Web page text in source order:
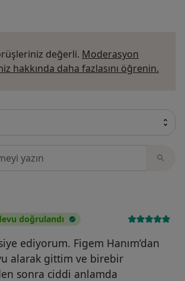
değerli. Moderasyon
hakkında daha fazlasını öğrenin.
ara
doğrulandı
ediyorum. Figem Hanım’dan
alarak gittim ve birebir
sonra ciddi anlamda